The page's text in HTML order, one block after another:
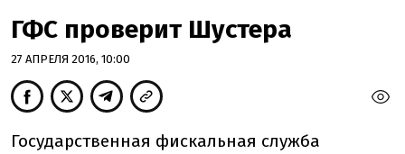
ГФС проверит Шустера
27 АПРЕЛЯ 2016, 10:00
Государственная фискальная служба